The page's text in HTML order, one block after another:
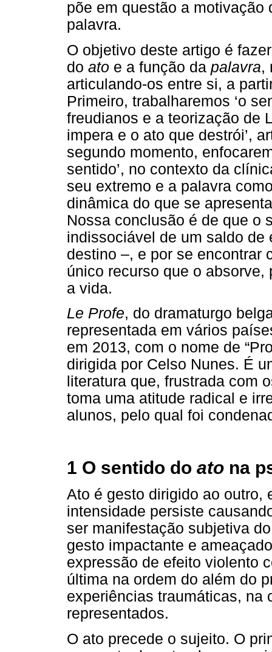
põe em questão a motivação
palavra.
O objetivo deste artigo é
do ato e a função da palavra,
articulando-os entre si, a
Primeiro, trabalharemos ‘o
freudianos e a teorização de
impera e o ato que destrói’,
segundo momento,
sentido’, no contexto da
seu extremo e a palavra
dinâmica do que se
Nossa conclusão é de que o
indissociável de um saldo de
destino –, e por se encontrar
único recurso que o
a vida.
Le Profe, do dramaturgo
representada em vários
em 2013, com o nome de
dirigida por Celso Nunes. É
literatura que, frustrada com
toma uma atitude radical e
alunos, pelo qual foi
1 O sentido do ato na
Ato é gesto dirigido ao outro,
intensidade persiste
ser manifestação subjetiva
gesto impactante e
expressão de efeito violento
última na ordem do além do
experiências traumáticas, na
representados.
O ato precede o sujeito. O